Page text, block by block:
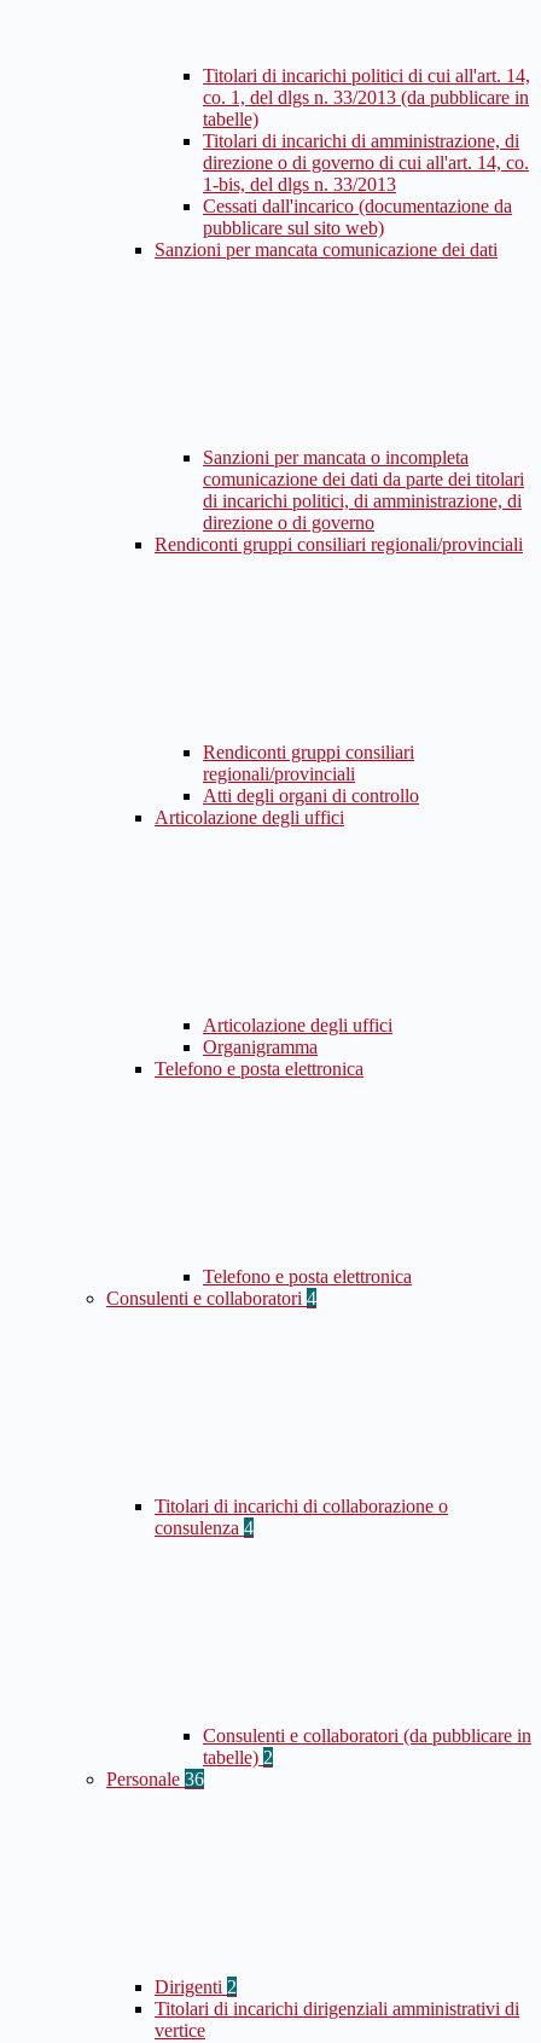
Titolari di incarichi politici di cui all'art. 14,
co. 1, del dlgs n. 33/2013 (da pubblicare in
tabelle)
Titolari di incarichi di amministrazione, di
direzione o di governo di cui all'art. 14, co.
1-bis, del dlgs n. 33/2013
Cessati dall'incarico (documentazione da
pubblicare sul sito web)
Sanzioni per mancata comunicazione dei dati
Sanzioni per mancata o incompleta
comunicazione dei dati da parte dei titolari
di incarichi politici, di amministrazione, di
direzione o di governo
Rendiconti gruppi consiliari regionali/provinciali
Rendiconti gruppi consiliari
regionali/provinciali
Atti degli organi di controllo
Articolazione degli uffici
Articolazione degli uffici
Organigramma
Telefono e posta elettronica
Telefono e posta elettronica
Consulenti e collaboratori 4
Titolari di incarichi di collaborazione o
consulenza 4
Consulenti e collaboratori (da pubblicare in
tabelle) 2
Personale 36
Dirigenti 2
Titolari di incarichi dirigenziali amministrativi di
vertice